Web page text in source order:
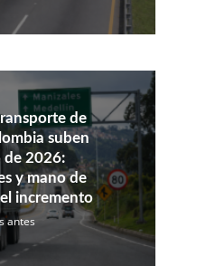
de
suben
de 2026:
y mano de
incremento
antes